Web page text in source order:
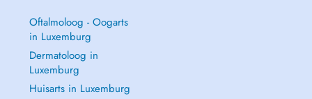
Oftalmoloog - Oogarts
in Luxemburg
Dermatoloog in
Luxemburg
Huisarts in Luxemburg